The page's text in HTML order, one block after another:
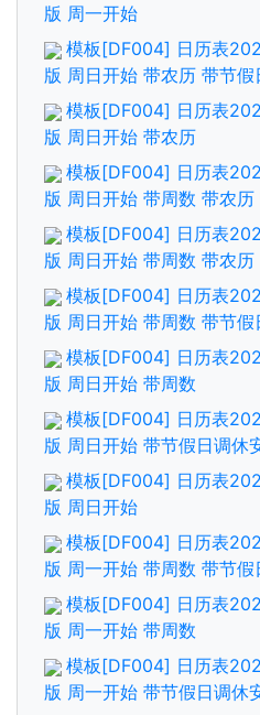
版 周一开始
模板[DF004] 日历表
版 周日开始 带农历 带节假
模板[DF004] 日历表
版 周日开始 带农历
模板[DF004] 日历表
版 周日开始 带周数 带农
模板[DF004] 日历表
版 周日开始 带周数 带农历
模板[DF004] 日历表
版 周日开始 带周数 带节假
模板[DF004] 日历表
版 周日开始 带周数
模板[DF004] 日历表
版 周日开始 带节假日调休
模板[DF004] 日历表
版 周日开始
模板[DF004] 日历表
版 周一开始 带周数 带节假
模板[DF004] 日历表
版 周一开始 带周数
模板[DF004] 日历表
版 周一开始 带节假日调休